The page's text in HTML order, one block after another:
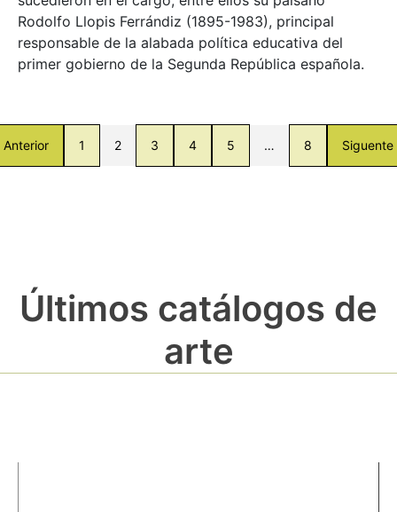
Rodolfo Llopis Ferrándiz (1895-1983), principal
responsable de la alabada política educativa del
primer gobierno de la Segunda República española.
Anterior 1 2 3 4 5 … 8 Siguente
Últimos catálogos de
arte